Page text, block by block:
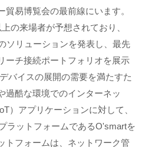
易博覧会の最前線にいます。
の来場者が予想されており、
ソリューションを発表し、最先
ーチ接続ポートフォリオを展示
バイスの展開の需要を満たすた
過酷な環境でのインターネッ
）アプリケーションに対して、
ラットフォームであるO'smartを
トフォームは、ネットワーク管